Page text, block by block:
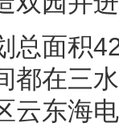
总面积
都在三
云东海